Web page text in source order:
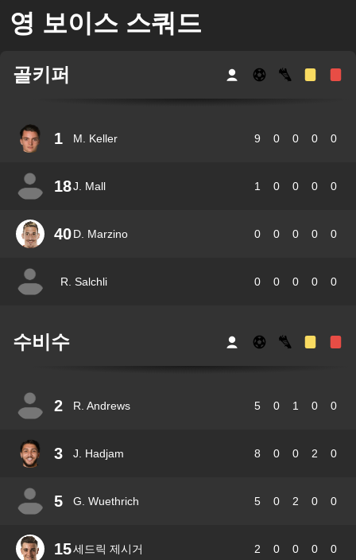
영 보이스 스쿼드
골키퍼
1 M. Keller 9 0 0 0 0
18J. Mall 1 0 0 0 0
40D. Marzino 0 0 0 0 0
R. Salchli 0 0 0 0 0
수비수
2 R. Andrews 5 0 1 0 0
3 J. Hadjam 8 0 0 2 0
5 G. Wuethrich 5 0 2 0 0
15세드릭 제시거 2 0 0 0 0